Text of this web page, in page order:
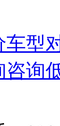
车型
咨询